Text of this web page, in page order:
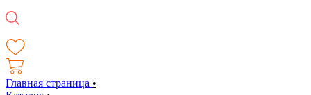
Главная страница •